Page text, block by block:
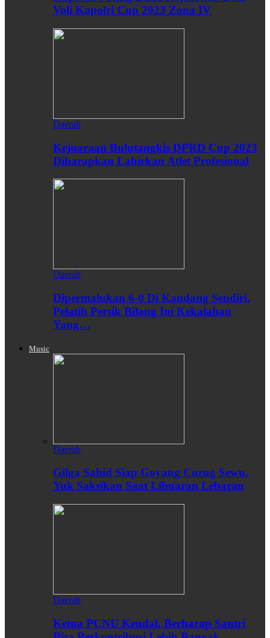
Voli Kapolri Cup 2023 Zona IV
Daerah
Kejuaraan Bulutangkis DPRD Cup 2023
Diharapkan Lahirkan Atlet Profesional
Daerah
Dipermalukan 6-0 Di Kandang Sendiri,
Pelatih Persik Bilang Ini Kekalahan
Yang…
Music
Daerah
Gilga Sahid Siap Goyang Curug Sewu,
Yuk Saksikan Saat Libuaran Lebaran
Daerah
Ketua PCNU Kendal, Berharap Santri